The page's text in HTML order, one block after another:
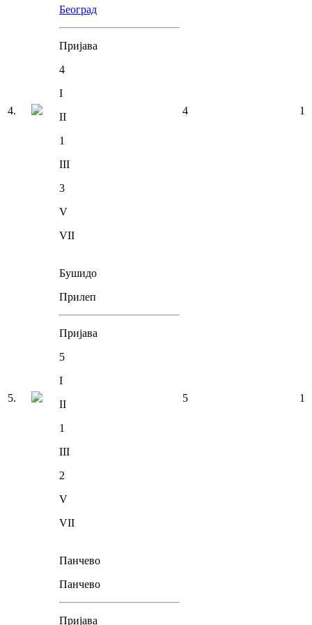
4.
Београд
Пријава
4
I
II
1
III
3
V
VII
4 1
5.
Бушидо
Прилеп
Пријава
5
I
II
1
III
2
V
VII
5 1
Панчево
Панчево
Пријава